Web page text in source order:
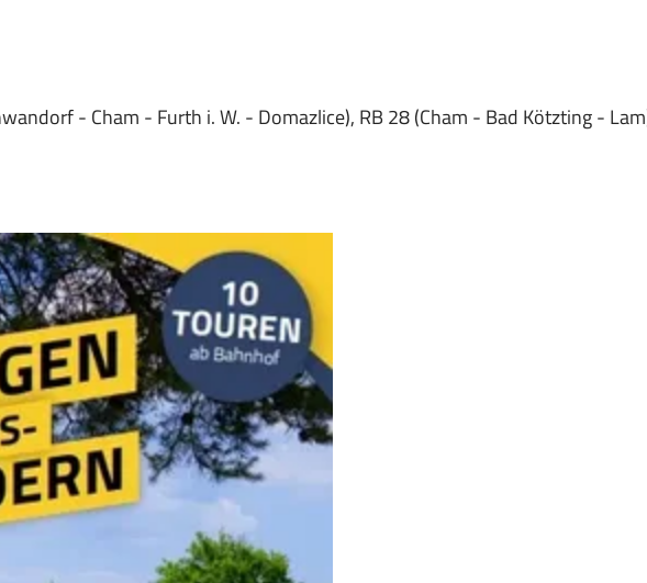
- Cham - Furth i. W. - Domazlice), RB 28 (Cham - Bad Kötzting -